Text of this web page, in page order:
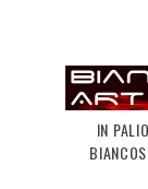
IN